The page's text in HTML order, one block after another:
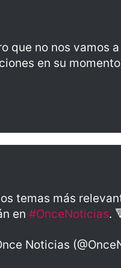
que no nos vamos
en su
temas más
en #OnceNoticias.
Noticias